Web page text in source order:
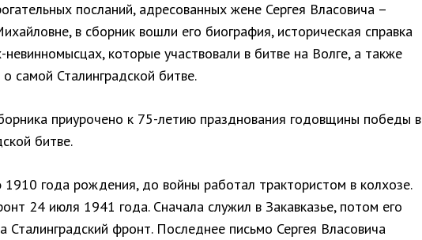
посланий, адресованных жене Сергея Власовича –
в сборник вошли его биография, историческая справка
невинномысцах, которые участвовали в битве на Волге, а также
самой Сталинградской битве.
приурочено к 75-летию празднования годовщины победы в
битве.
1910 года рождения, до войны работал трактористом в колхозе.
24 июля 1941 года. Сначала служил в Закавказье, потом его
Сталинградский фронт. Последнее письмо Сергея Власовича